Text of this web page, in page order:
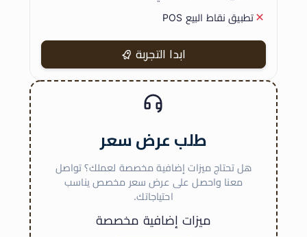
تطبيق نقاط البيع POS
ابدا التجربة
طلب عرض سعر
هل تحتاج ميزات إضافية مخصصة لعملك؟ تواصل
معنا واحصل على عرض سعر مخصص يناسب
احتياجاتك.
ميزات إضافية مخصصة